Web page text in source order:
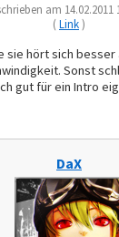
am 14.02.2011
(Link)
sie hört sich
Sonst
gut für ein Intro
DaX